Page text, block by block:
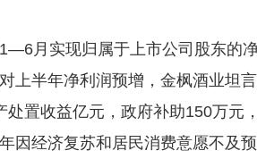
月实现归属于上市公司股东的
上半年净利润预增，金枫酒业坦
置收益亿元，政府补助150万元
因经济复苏和居民消费意愿不及